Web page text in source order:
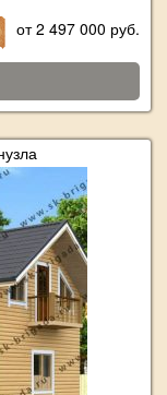
от 2 497 000 руб.